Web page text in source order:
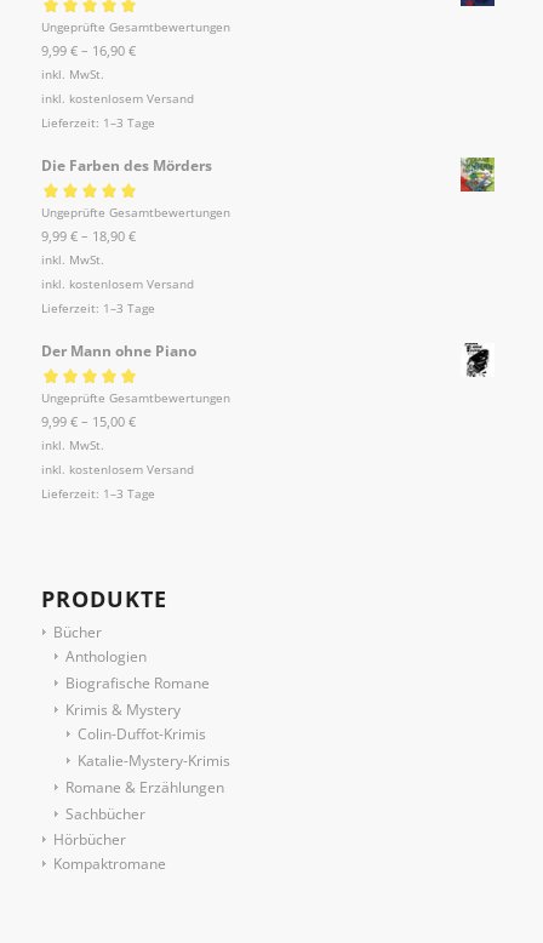
Bewertet mit
5.00von 5
Ungeprüfte Gesamtbewertungen
9,99 €– 16,90 €
inkl. MwSt.
inkl. kostenlosem Versand
Lieferzeit: 1–3 Tage
Die Farben des Mörders
Bewertet mit
5.00von 5
Ungeprüfte Gesamtbewertungen
9,99 €– 18,90 €
inkl. MwSt.
inkl. kostenlosem Versand
Lieferzeit: 1–3 Tage
Der Mann ohne Piano
Bewertet mit
5.00von 5
Ungeprüfte Gesamtbewertungen
9,99 €– 15,00 €
inkl. MwSt.
inkl. kostenlosem Versand
Lieferzeit: 1–3 Tage
PRODUKTE
Bücher
Anthologien
Biografische Romane
Krimis & Mystery
Colin-Duffot-Krimis
Katalie-Mystery-Krimis
Romane & Erzählungen
Sachbücher
Hörbücher
Kompaktromane